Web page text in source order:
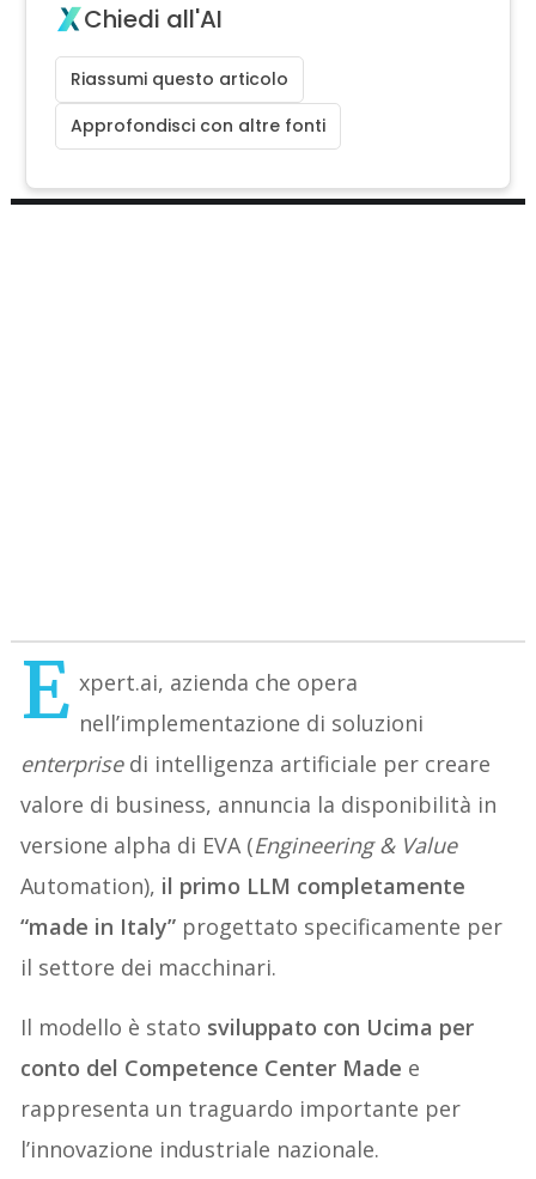
Chiedi all'AI
Riassumi questo articolo
Approfondisci con altre fonti
E xpert.ai, azienda che opera
nell’implementazione di soluzioni
enterprisedi intelligenza artificiale per creare
valore di business, annuncia la disponibilità in
versione alpha di EVA (Engineering & Value
Automation), il primo LLM completamente
“made in Italy” progettato specificamente per
il settore dei macchinari.
Il modello è stato sviluppato con Ucima per
conto del Competence Center Made e
rappresenta un traguardo importante per
l’innovazione industriale nazionale.